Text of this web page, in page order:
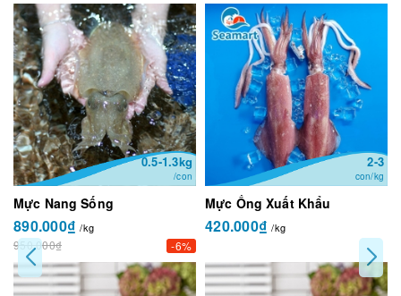
0.5-1.3kg
/con
Mực Nang Sống
890.000₫/kg
950.000₫ -6%
2-3
con/kg
Mực Ống Xuất Khẩu
420.000₫/kg